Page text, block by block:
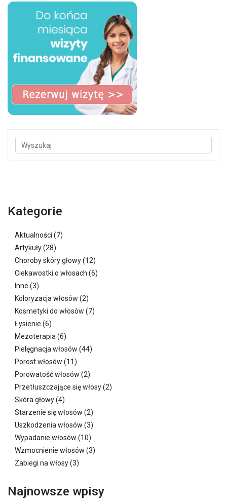
Kategorie
Aktualności (7)
Artykuły(28)
Choroby skóry głowy(12)
Ciekawostki o włosach (6)
Inne (3)
Koloryzacja włosów (2)
Kosmetyki do włosów (7)
Łysienie (6)
Mezoterapia(6)
Pielęgnacja włosów (44)
Porost włosów (11)
Porowatość włosów (2)
Przetłuszczające się włosy(2)
Skóra głowy(4)
Starzenie się włosów (2)
Uszkodzenia włosów (3)
Wypadanie włosów (10)
Wzmocnienie włosów (3)
Zabiegi na włosy(3)
Najnowsze wpisy